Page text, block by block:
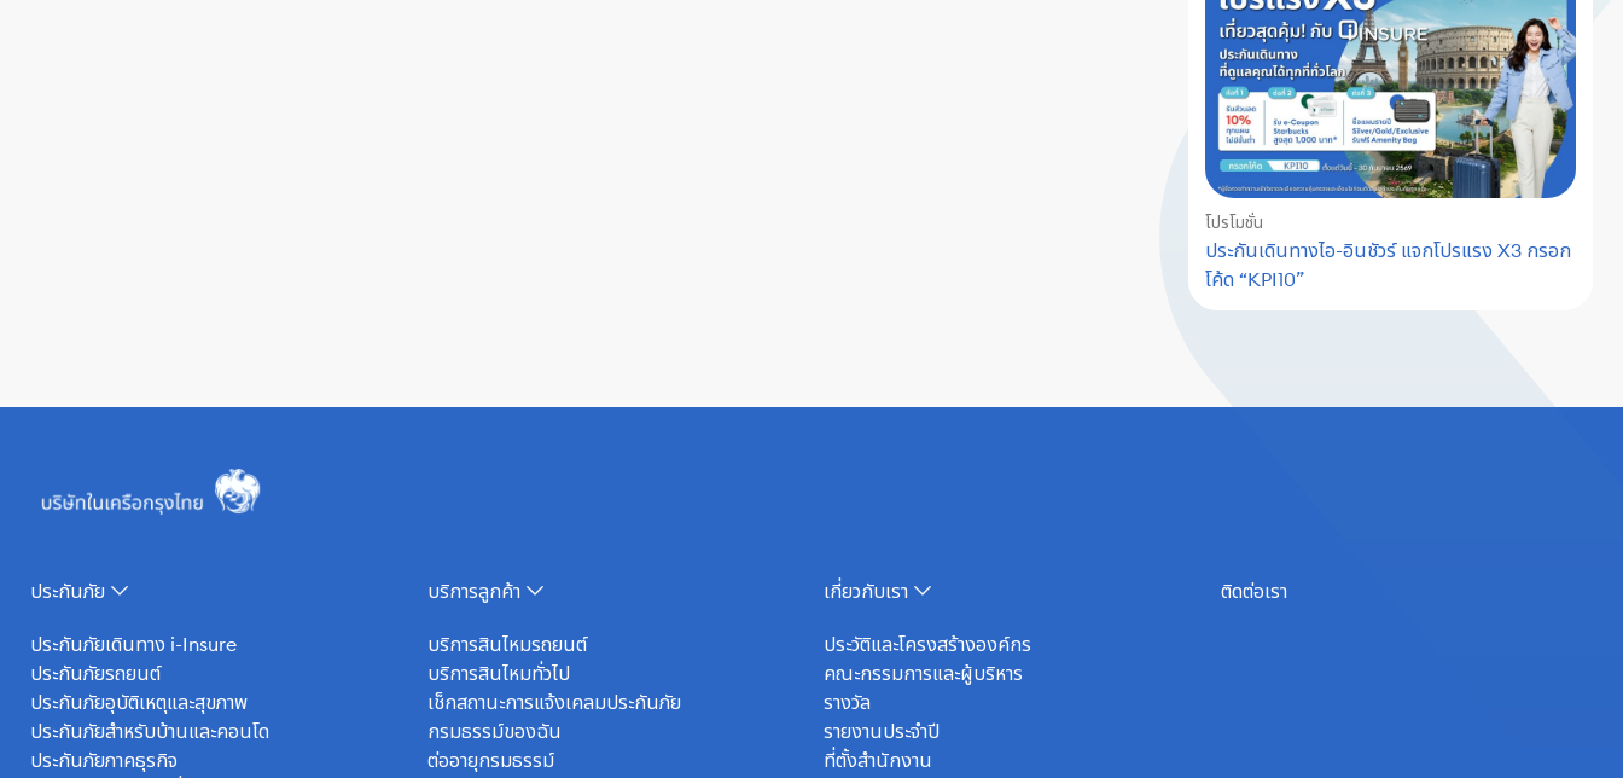
โปรโมชั่น
ประกันเดินทางไอ-อินชัวร์ แจกโปรแรง X3 กรอก
โค้ด “KPI10”
ประกันภัย
ประกันภัยเดินทาง i-Insure
ประกันภัยรถยนต์
ประกันภัยอุบัติเหตุและสุขภาพ
ประกันภัยสำหรับบ้านและคอนโด
ประกันภัยภาคธุรกิจ
บริการลูกค้า
บริการสินไหมรถยนต์
บริการสินไหมทั่วไป
เช็กสถานะการแจ้งเคลมประกันภัย
กรมธรรม์ของฉัน
ต่ออายุกรมธรรม์
เกี่ยวกับเรา
ประวัติและโครงสร้างองค์กร
คณะกรรมการและผู้บริหาร
รางวัล
รายงานประจำปี
ที่ตั้งสำนักงาน
ติดต่อเรา